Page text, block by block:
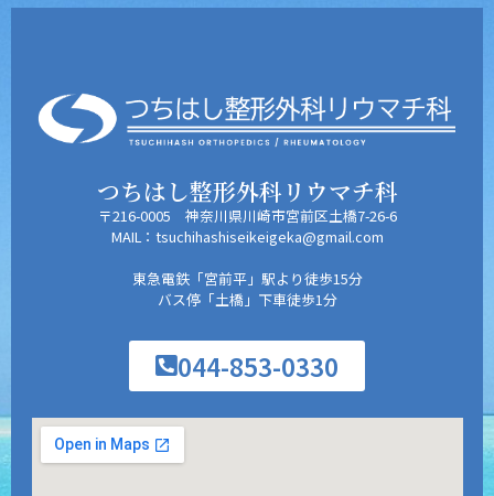
つちはし整形外科リウマチ科
〒216-0005 神奈川県川崎市宮前区土橋7-26-6
MAIL：tsuchihashiseikeigeka@gmail.com
東急電鉄「宮前平」駅より徒歩15分
バス停「土橋」下車徒歩1分
044-853-0330